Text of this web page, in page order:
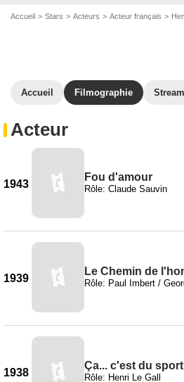
Accueil Stars Acteurs Acteur français
Accueil Filmographie
Acteur
1943
Fou d'amour
Rôle: Claude Sauvin
1939
Le Chemin de
Rôle: Paul Imbert /
1938
Ça... c'est du sport
Rôle: Henri Le Gall